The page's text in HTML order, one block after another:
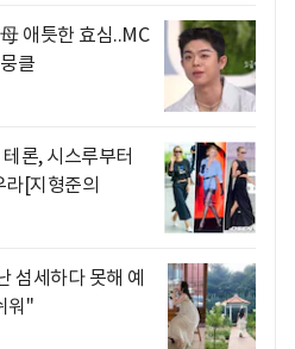
애틋한 효심..MC
클
론, 시스루부터
라[지형준의
섬세하다 못해 예
워"